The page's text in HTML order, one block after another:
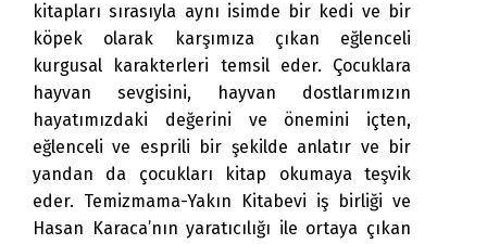
kitapları sırasıyla aynı isimde bir kedi ve bir
köpek olarak karşımıza çıkan eğlenceli
kurgusal karakterleri temsil eder. Çocuklara
hayvan sevgisini, hayvan dostlarımızın
hayatımızdaki değerini ve önemini içten,
eğlenceli ve esprili bir şekilde anlatır ve bir
yandan da çocukları kitap okumaya teşvik
eder. Temizmama-Yakın Kitabevi iş birliği ve
Hasan Karaca’nın yaratıcılığı ile ortaya çıkan